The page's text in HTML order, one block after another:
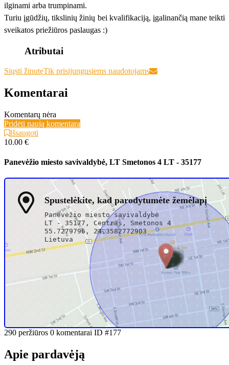
ilginami arba trumpinami.
Turiu įgūdžių, tikslinių žinių bei kvalifikaciją, įgalinančią mane teikti
sveikatos priežiūros paslaugas :)
Atributai
Siųsti žinutęTik prisijungusiems naudotojams
Komentarai
Komentarų nėra
Pridėti naują komentarą
Išsaugoti
10.00 €
Panevėžio miesto savivaldybė, LT Smetonos 4 LT - 35177
Spustelėkite, kad parodytumėte žemėlapį
Panevėžio miesto savivaldybė
LT - 35177, Centras, Smetonos 4
55.7279796, 24.3582772903
Lietuva
+3706710xxxx Rekomenduoti draugui
Spausdinti
290 peržiūros 0 komentarai ID #177
Apie pardavėją